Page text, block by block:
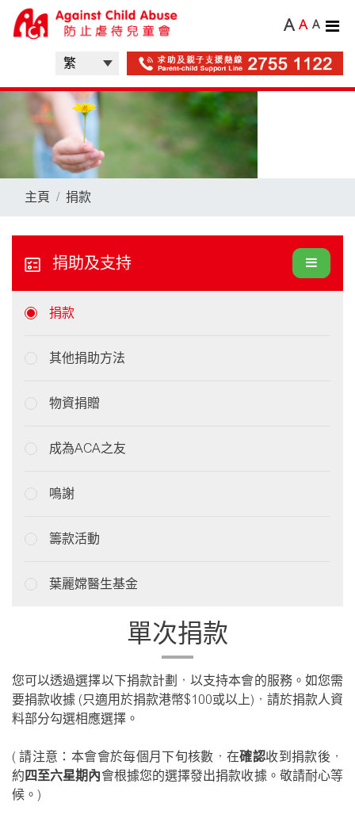
A A A
主頁 捐款
捐助及支持
捐款
其他捐助方法
物資捐贈
成為ACA之友
鳴謝
籌款活動
葉麗嫦醫生基金
單次捐款
您可以透過選擇以下捐款計劃，以支持本會的服務。如您需
要捐款收據 (只適用於捐款港幣$100或以上)，請於捐款人資
料部分勾選相應選擇。
( 請注意：本會會於每個月下旬核數，在確認收到捐款後，
約 四至六星期內會根據您的選擇發出捐款收據。敬請耐心等
候。)